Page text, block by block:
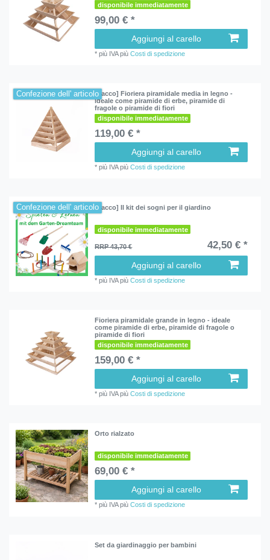
disponibile immediatamente
99,00 € *
Aggiungi al carello
*più IVApiùCosti di spedizione
Confezione dell' articolo[Pacco] Fioriera piramidale media in legno -
ideale come piramide di erbe, piramide di
fragole o piramide di fiori
disponibile immediatamente
119,00 € *
Aggiungi al carello
*più IVApiùCosti di spedizione
Confezione dell' articolo[Pacco] Il kit dei sogni per il giardino
disponibile immediatamente
RRP 43,70 € 42,50 € *
Aggiungi al carello
*più IVApiùCosti di spedizione
Fioriera piramidale grande in legno - ideale
come piramide di erbe, piramide di fragole o
piramide di fiori
disponibile immediatamente
159,00 € *
Aggiungi al carello
*più IVApiùCosti di spedizione
Orto rialzato
disponibile immediatamente
69,00 € *
Aggiungi al carello
*più IVApiùCosti di spedizione
Set da giardinaggio per bambini